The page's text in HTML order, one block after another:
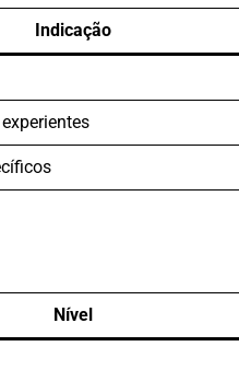
Indicação
Nível